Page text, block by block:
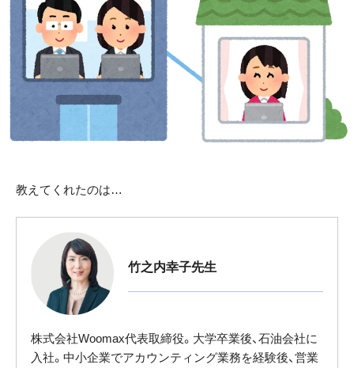
教えてくれたのは…
竹之内幸子先生
株式会社Woomax代表取締役。大学卒業後、石油会社に
入社。中小企業でアカウンティング業務を経験後、営業